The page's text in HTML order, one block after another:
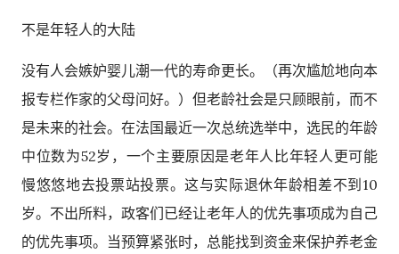
不是年轻人的大陆
没有人会嫉妒婴儿潮一代的寿命更长。（再次尴尬地向本
报专栏作家的父母问好。）但老龄社会是只顾眼前，而不
是未来的社会。在法国最近一次总统选举中，选民的年龄
中位数为52岁，一个主要原因是老年人比年轻人更可能
慢悠悠地去投票站投票。这与实际退休年龄相差不到10
岁。不出所料，政客们已经让老年人的优先事项成为自己
的优先事项。当预算紧张时，总能找到资金来保护养老金